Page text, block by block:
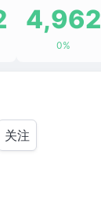
4,962
0%
关注